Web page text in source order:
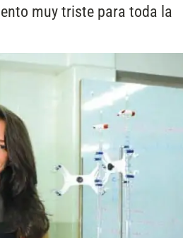
muy triste para toda la